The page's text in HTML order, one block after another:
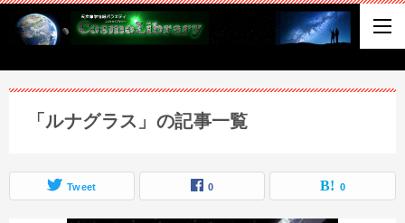
「ルナグラス」の記事一覧
Tweet 0 0